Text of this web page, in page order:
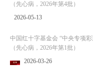
（先心病，2026年第4批）
2026-05-13
中国红十字基金会 “中央专项
（先心病，2026年第1批）
2026-03-26